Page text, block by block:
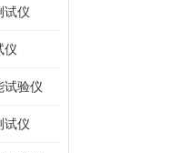
试仪
仪
试验仪
试仪